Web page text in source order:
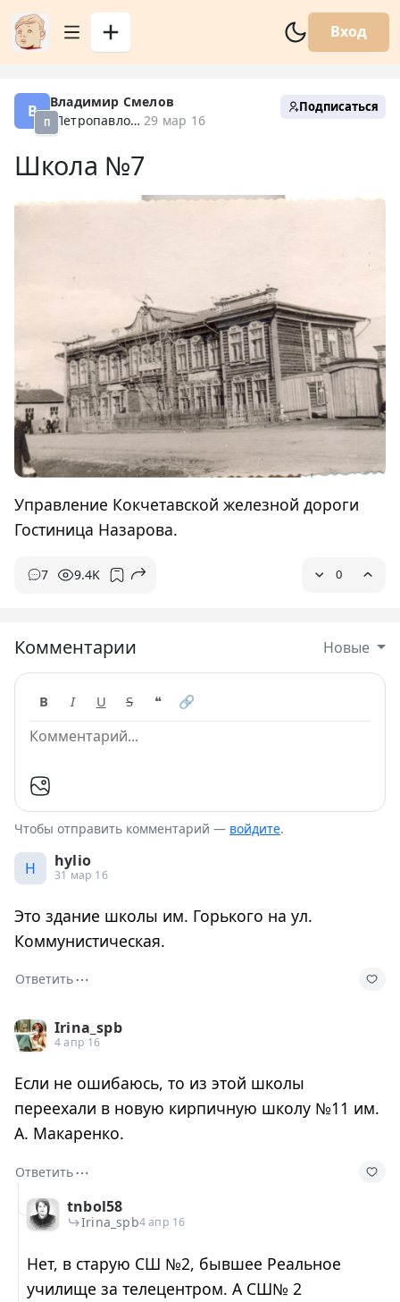
Вход
В
П
Владимир Смелов
Петропавловск XX 29 мар 16
Подписаться
Школа №7
Управление Кокчетавской железной дороги
Гостиница Назарова.
7 9.4K 0
Комментарии Новые
B I U S ❝ 🔗
Чтобы отправить комментарий — войдите.
H hylio
31 мар 16
Это здание школы им. Горького на ул.
Коммунистическая.
Ответить⋯
Irina_spb
4 апр 16
Если не ошибаюсь, то из этой школы
переехали в новую кирпичную школу №11 им.
А. Макаренко.
Ответить⋯
tnbol58
Irina_spb4 апр 16
Нет, в старую СШ №2, бывшее Реальное
училище за телецентром. А СШ№ 2